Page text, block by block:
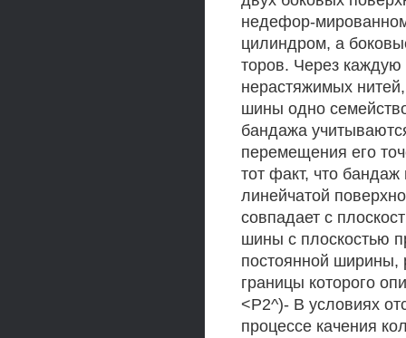
недефор-
цилиндром, а
торов. Через каждую
нерастяжимых
шины одно
бандажа
перемещения его
тот факт, что
линейчатой
совпадает с
шины с плоскостью
постоянной
границы которого
<Р2^)- В условиях
процессе качения